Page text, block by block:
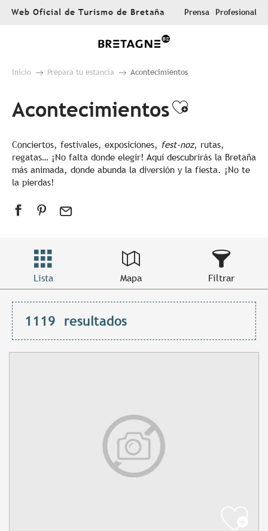
AllerWeb Oficial de Turismo de Bretaña Prensa Profesional
Inicio Prepara tu estancia Acontecimientos
AcontecimientosAjouter
Conciertos, festivales, exposiciones, fest-noz, rutas,
regatas… ¡No falta donde elegir! Aquí descubrirás la Bretaña
más animada, donde abunda la diversión y la fiesta. ¡No te
la pierdas!
Lista Mapa Filtrar
1119 resultados